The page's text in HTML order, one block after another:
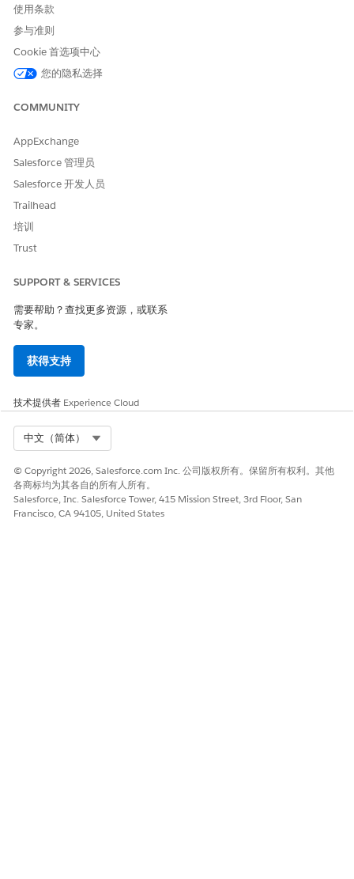
所需设置
另请参阅：
Agentforce for Commerce
使用条款
参与准则
Cookie 首选项中心
您的隐私选择
COMMUNITY
AppExchange
Salesforce 管理员
Salesforce 开发人员
Trailhead
培训
Trust
SUPPORT & SERVICES
需要帮助？查找更多资源，或联系
专家。
获得支持
技术提供者 Experience Cloud
中文（简体）
© Copyright 2026, Salesforce.com Inc. 公司版权所有。保留所有权利。其他
各商标均为其各自的所有人所有。
Salesforce, Inc. Salesforce Tower, 415 Mission Street, 3rd Floor, San
Francisco, CA 94105, United States